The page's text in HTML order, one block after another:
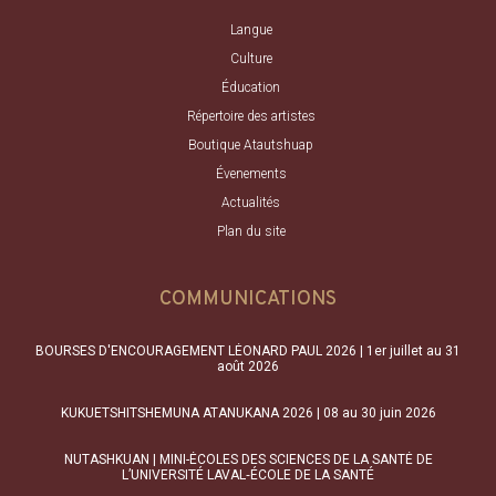
Langue
Culture
Éducation
Répertoire des artistes
Boutique Atautshuap
Évenements
Actualités
Plan du site
COMMUNICATIONS
BOURSES D'ENCOURAGEMENT LÉONARD PAUL 2026 | 1er juillet au 31
août 2026
KUKUETSHITSHEMUNA ATANUKANA 2026 | 08 au 30 juin 2026
NUTASHKUAN | MINI-ÉCOLES DES SCIENCES DE LA SANTÉ DE
L’UNIVERSITÉ LAVAL‑ÉCOLE DE LA SANTÉ